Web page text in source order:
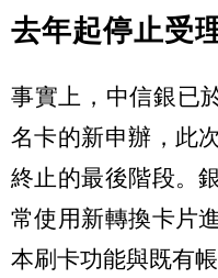
去年起停止受
事實上，中信銀已
名卡的新申辦，此
終止的最後階段。
常使用新轉換卡片
本刷卡功能與既有帳